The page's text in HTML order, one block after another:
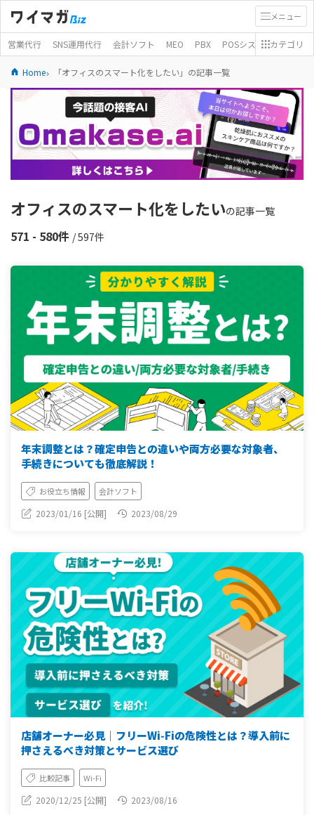
メニュー
営業代行 SNS運用代行 会計ソフト MEO PBX POSシステム モバイ
カテゴリ
Home 「オフィスのスマート化をしたい」の記事一覧
オフィスのスマート化をしたいの記事一覧
571 - 580件 / 597件
年末調整とは？確定申告との違いや両方必要な対象者、
手続きについても徹底解説！
お役立ち情報 会計ソフト
2023/01/16 [公開] 2023/08/29
店舗オーナー必見｜フリーWi‑Fiの危険性とは？導入前に
押さえるべき対策とサービス選び
比較記事 Wi-Fi
2020/12/25 [公開] 2023/08/16